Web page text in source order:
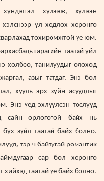
хүлээж, хүлээн
үл хөдлөх хөрөнгө
тохиромжтой үе юм.
гарагийн таатай үйл
холбоо, танилуудыг олоход
азыг татдаг. Энэ бол
хууль эрх зүйн асуудлыг
Энэ үед эхлүүлсэн төслүүд
сайн орлоготой байх нь
зүйл таатай байх болно.
тэр ч байтугай романтик
сар бол хөрөнгө
хийхэд таатай үе байх болно.